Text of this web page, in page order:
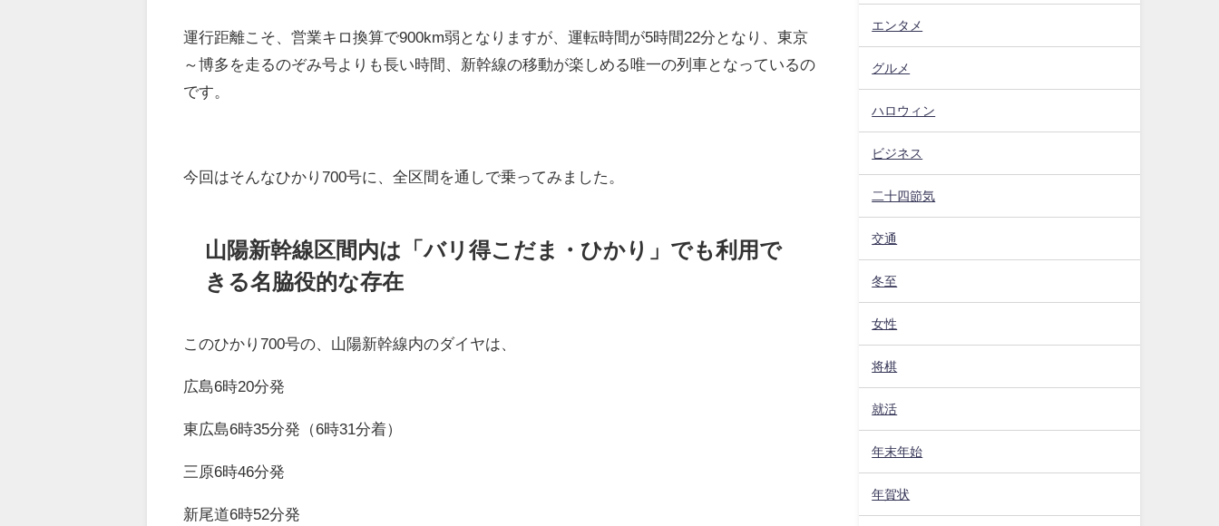
運行距離こそ、営業キロ換算で900km弱となりますが、運転時間が5時間22分となり、東京
～博多を走るのぞみ号よりも長い時間、新幹線の移動が楽しめる唯一の列車となっているの
です。
今回はそんなひかり700号に、全区間を通しで乗ってみました。
山陽新幹線区間内は「バリ得こだま・ひかり」でも利用で
きる名脇役的な存在
このひかり700号の、山陽新幹線内のダイヤは、
広島6時20分発
東広島6時35分発（6時31分着）
三原6時46分発
新尾道6時52分発
エンタメ
グルメ
ハロウィン
ビジネス
二十四節気
交通
冬至
女性
将棋
就活
年末年始
年賀状